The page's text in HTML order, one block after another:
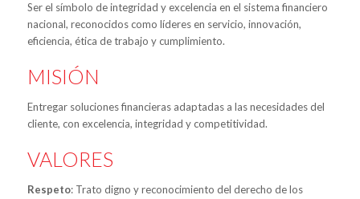
Ser el símbolo de integridad y excelencia en el sistema financiero
nacional, reconocidos como líderes en servicio, innovación,
eficiencia, ética de trabajo y cumplimiento.
MISIÓN
Entregar soluciones financieras adaptadas a las necesidades del
cliente, con excelencia, integridad y competitividad.
VALORES
Respeto: Trato digno y reconocimiento del derecho de los